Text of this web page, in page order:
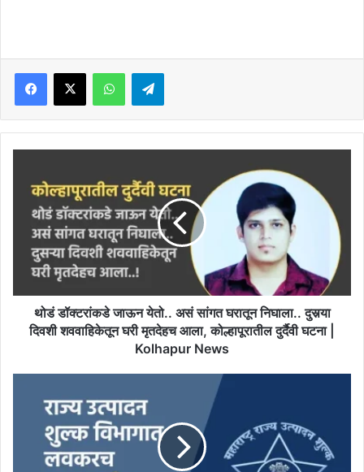
Facebook
X WhatsAppTelegram
जाऊन
येतो..
सांगत
घरातून
निघाला..
दुसर्‍या
शववाहिकेतून
Kolhapur
थोडं डॉक्टरांकडे जाऊन येतो.. असं सांगत घरातून निघाला.. दुसर्‍या
दिवशी शववाहिकेतून घरी मृतदेहच आला, कोल्हापूरातील दुर्दैवी घटना |
Kolhapur News
विभागाच्या